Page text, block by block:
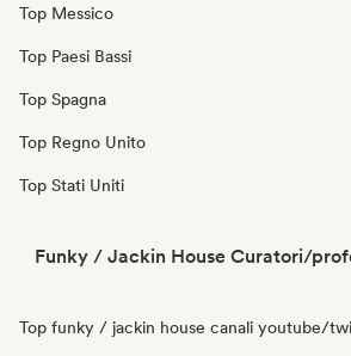
Top Messico
Top Paesi Bassi
Top Spagna
Top Regno Unito
Top Stati Uniti
Funky / Jackin House Curatori/
Top funky / jackin house canali youtube/